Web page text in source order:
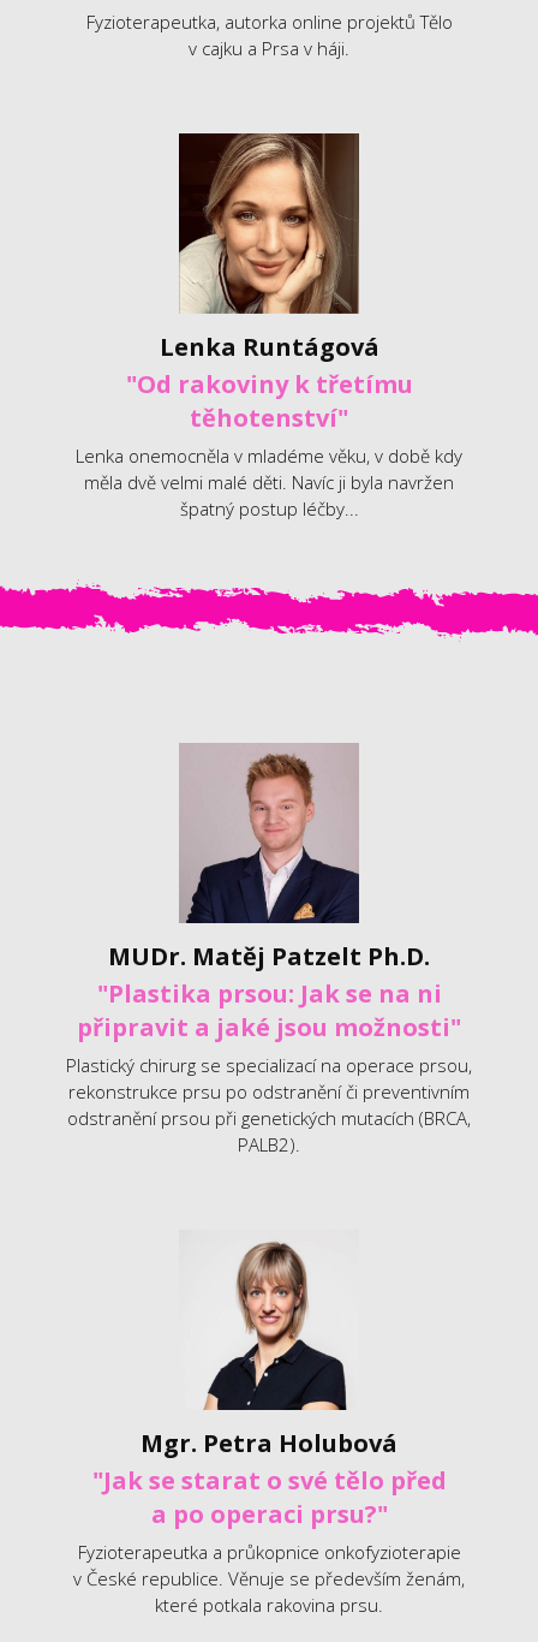
Fyzioterapeutka, autorka online projektů Tělo
v cajku a Prsa v háji.
Lenka Runtágová
"Od rakoviny k třetímu
těhotenství"
Lenka onemocněla v mladéme věku, v době kdy
měla dvě velmi malé děti. Navíc ji byla navržen
špatný postup léčby...
MUDr. Matěj Patzelt Ph.D.
"Plastika prsou: Jak se na ni
připravit a jaké jsou možnosti"
Plastický chirurg se specializací na operace prsou,
rekonstrukce prsu po odstranění či preventivním
odstranění prsou při genetických mutacích (BRCA,
PALB2).
Mgr. Petra Holubová
"Jak se starat o své tělo před
a po operaci prsu?"
Fyzioterapeutka a průkopnice onkofyzioterapie
v České republice. Věnuje se především ženám,
které potkala rakovina prsu.